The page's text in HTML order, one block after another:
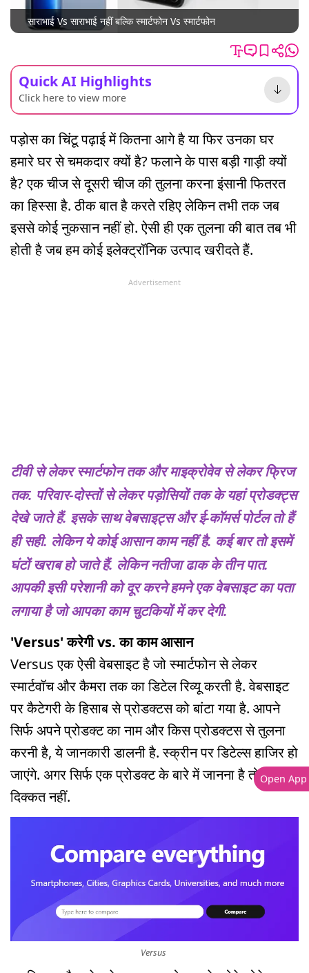
साराभाई Vs साराभाई नहीं बल्कि स्मार्टफोन Vs स्मार्टफोन
Quick AI Highlights
Click here to view more
पड़ोस का चिंटू पढ़ाई में कितना आगे है या फिर उनका घर
हमारे घर से चमकदार क्यों है? फलाने के पास बड़ी गाड़ी क्यों
है? एक चीज से दूसरी चीज की तुलना करना इंसानी फितरत
का हिस्सा है. ठीक बात है करते रहिए लेकिन तभी तक जब
इससे कोई नुकसान नहीं हो. ऐसी ही एक तुलना की बात तब भी
होती है जब हम कोई इलेक्ट्रॉनिक उत्पाद खरीदते हैं.
Advertisement
टीवी से लेकर स्मार्टफोन तक और माइक्रोवेव से लेकर फ्रिज
तक. परिवार-दोस्तों से लेकर पड़ोसियों तक के यहां प्रोडक्ट्स
देखे जाते हैं. इसके साथ वेबसाइट्स और ई-कॉमर्स पोर्टल तो हैं
ही सही. लेकिन ये कोई आसान काम नहीं है. कई बार तो इसमें
घंटों खराब हो जाते हैं. लेकिन नतीजा ढाक के तीन पात.
आपकी इसी परेशानी को दूर करने हमने एक वेबसाइट का पता
लगाया है जो आपका काम चुटकियों में कर देगी.
'Versus' करेगी vs. का काम आसान
Versus एक ऐसी वेबसाइट है जो स्मार्टफोन से लेकर
स्मार्टवॉच और कैमरा तक का डिटेल रिव्यू करती है. वेबसाइट
पर कैटेगरी के हिसाब से प्रोडक्टस को बांटा गया है. आपने
सिर्फ अपने प्रोडक्ट का नाम और किस प्रोडक्टस से तुलना
करनी है, ये जानकारी डालनी है. स्क्रीन पर डिटेल्स हाजिर हो
जाएंगे. अगर सिर्फ एक प्रोडक्ट के बारे में जानना है तो भी कोई
दिक्कत नहीं.
Versus
Open App